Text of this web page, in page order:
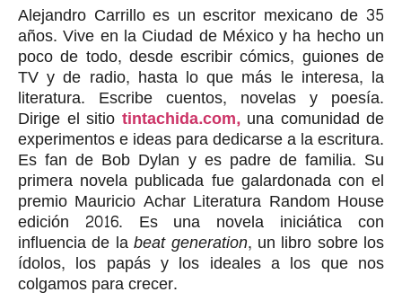
Alejandro Carrillo es un escritor mexicano de 35
años. Vive en la Ciudad de México y ha hecho un
poco de todo, desde escribir cómics, guiones de
TV y de radio, hasta lo que más le interesa, la
literatura. Escribe cuentos, novelas y poesía.
Dirige el sitio tintachida.com,una comunidad de
experimentos e ideas para dedicarse a la escritura.
Es fan de Bob Dylan y es padre de familia. Su
primera novela publicada fue galardonada con el
premio Mauricio Achar Literatura Random House
edición 2016. Es una novela iniciática con
influencia de labeat generation, un libro sobre los
ídolos, los papás y los ideales a los que nos
colgamos para crecer.